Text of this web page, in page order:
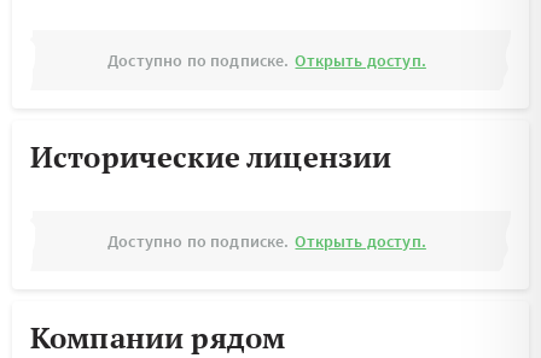
Доступно по подписке. Открыть доступ.
Исторические лицензии
Доступно по подписке. Открыть доступ.
Компании рядом